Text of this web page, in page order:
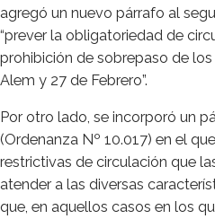
agregó un nuevo párrafo al
“prever la obligatoriedad de
prohibición de sobrepaso de
Alem y 27 de Febrero”.
Por otro lado, se incorporó un
(Ordenanza Nº 10.017) en el
restrictivas de circulación que
atender a las diversas
que, en aquellos casos en los